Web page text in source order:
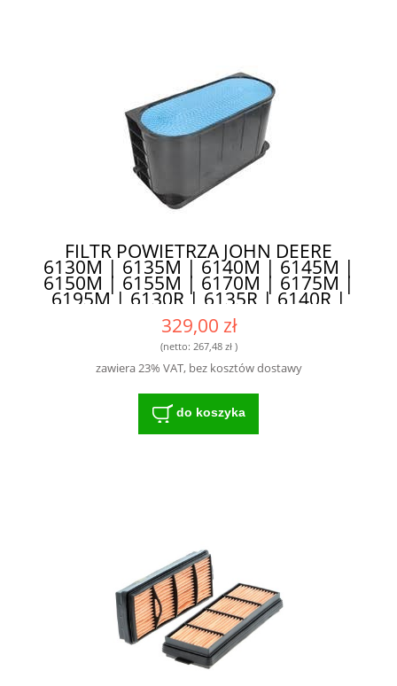
FILTR POWIETRZA JOHN DEERE
6130M | 6135M | 6140M | 6145M |
6150M | 6155M | 6170M | 6175M |
6195M | 6130R | 6135R | 6140R |
6145R | 6150R | 6155R | 6170R |
6175R | 6195R - IDEALNY DO
MASZYN ROLNICZYCH I
BUDOWLANYCH
329,00 zł
(netto: 267,48 zł)
zawiera 23% VAT, bez kosztów dostawy
do koszyka